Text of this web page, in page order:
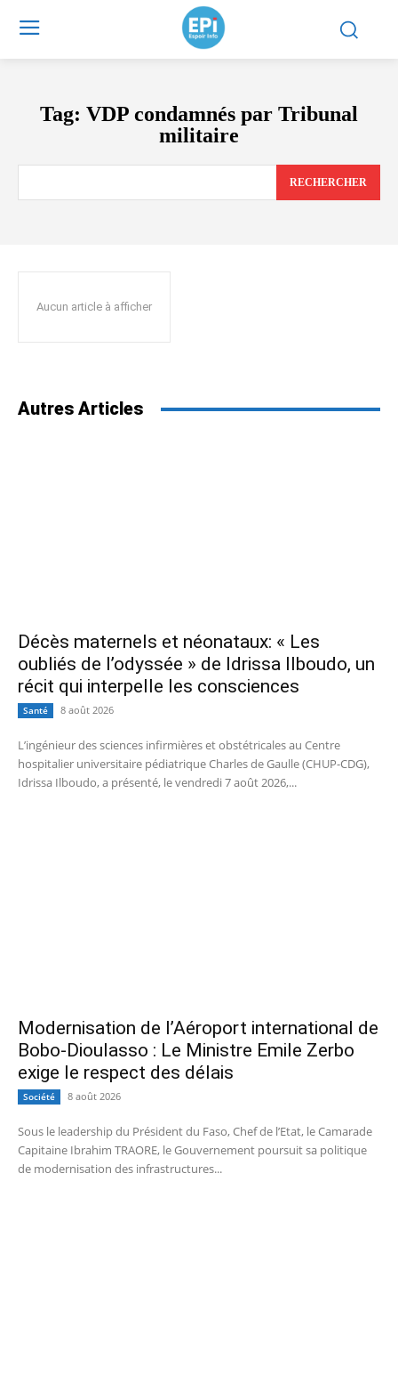
Tag: VDP condamnés par Tribunal
militaire
RECHERCHER
Aucun article à afficher
Autres Articles
Décès maternels et néonataux: « Les
oubliés de l’odyssée » de Idrissa Ilboudo, un
récit qui interpelle les consciences
Santé 8 août 2026
L’ingénieur des sciences infirmières et obstétricales au Centre
hospitalier universitaire pédiatrique Charles de Gaulle (CHUP-CDG),
Idrissa Ilboudo, a présenté, le vendredi 7 août 2026,...
Modernisation de l’Aéroport international de
Bobo-Dioulasso : Le Ministre Emile Zerbo
exige le respect des délais
Société 8 août 2026
Sous le leadership du Président du Faso, Chef de l’Etat, le Camarade
Capitaine Ibrahim TRAORE, le Gouvernement poursuit sa politique
de modernisation des infrastructures...